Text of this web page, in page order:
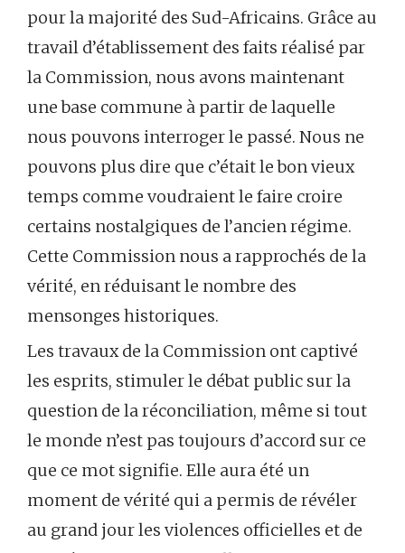
pour la majorité des Sud-Africains. Grâce au
travail d’établissement des faits réalisé par
la Commission, nous avons maintenant
une base commune à partir de laquelle
nous pouvons interroger le passé. Nous ne
pouvons plus dire que c’était le bon vieux
temps comme voudraient le faire croire
certains nostalgiques de l’ancien régime.
Cette Commission nous a rapprochés de la
vérité, en réduisant le nombre des
mensonges historiques.
Les travaux de la Commission ont captivé
les esprits, stimuler le débat public sur la
question de la réconciliation, même si tout
le monde n’est pas toujours d’accord sur ce
que ce mot signifie. Elle aura été un
moment de vérité qui a permis de révéler
au grand jour les violences officielles et de